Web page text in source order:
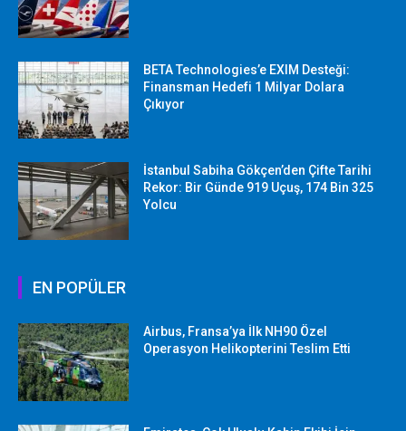
BETA Technologies’e EXIM Desteği:
Finansman Hedefi 1 Milyar Dolara
Çıkıyor
İstanbul Sabiha Gökçen’den Çifte Tarihi
Rekor: Bir Günde 919 Uçuş, 174 Bin 325
Yolcu
EN POPÜLER
Airbus, Fransa’ya İlk NH90 Özel
Operasyon Helikopterini Teslim Etti